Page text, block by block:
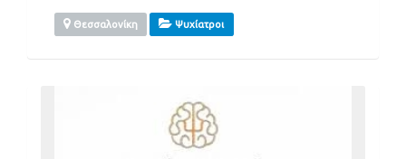
Θεσσαλονίκη Ψυχίατροι